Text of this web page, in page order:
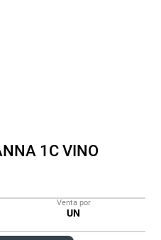
1C VINO
Venta por
UN